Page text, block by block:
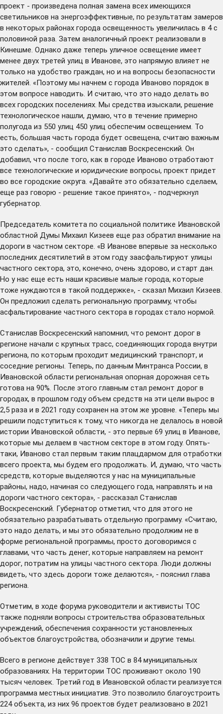
проект - произведена полная замена всех имеющихся
светильников на энергоэффективные, по результатам замеров
в некоторых районах города освещенность увеличилась в 4 с
половиной раза. Затем аналогичный проект реализовали в
Кинешме. Однако даже теперь уличное освещение имеет
менее двух третей улиц в Иванове, это напрямую влияет не
только на удобство граждан, но и на вопросы безопасности
жителей. «Поэтому мы начнем с города Иваново порядок в
этом вопросе наводить. И считаю, что это надо делать во
всех городских поселениях. Мы средства изыскали, решение
технологическое нашли, думаю, что в течение примерно
полугода из 550 улиц 450 улиц обеспечим освещением. То
есть, большая часть города будет освещена, считаю важным
это сделать», - сообщил Станислав Воскресенский. Он
добавил, что после того, как в городе Иваново отработают
все технологические и юридические вопросы, проект придет
во все городские округа. «Давайте это обязательно сделаем,
еще раз говорю - решение такое принято», - подчеркнул
губернатор.
Председатель комитета по социальной политике Ивановской
областной Думы Михаил Кизеев еще раз обратил внимание на
дороги в частном секторе. «В Иванове впервые за несколько
последних десятилетий в этом году заасфальтируют улицы
частного сектора, это, конечно, очень здорово, и старт дан.
Но у нас еще есть наши красивые малые города, которые
тоже нуждаются в такой поддержке», - сказал Михаил Кизеев.
Он предложил сделать региональную программу, чтобы
асфальтирование частного сектора в городах стало нормой.
Станислав Воскресенский напомнил, что ремонт дорог в
регионе начали с крупных трасс, соединяющих города внутри
региона, по которым проходит медицинский транспорт, и
соседние регионы. Теперь, по данным Минтранса России, в
Ивановской области региональная опорная дорожная сеть
готова на 90%. После этого главным стал ремонт дорог в
городах, в прошлом году объем средств на эти цели вырос в
2,5 раза и в 2021 году сохранен на этом же уровне. «Теперь мы
решили подступиться к тому, что никогда не делалось в новой
истории Ивановской области, - это первые 69 улиц в Иванове,
которые мы делаем в частном секторе в этом году. Опять-
таки, Иваново стал первым таким плацдармом для отработки
всего проекта, мы будем его продолжать. И, думаю, что часть
средств, которые выделяются у нас на муниципальные
районы, надо, начиная со следующего года, направлять и на
дороги частного сектора», - рассказал Станислав
Воскресенский. Губернатор отметил, что для этого не
обязательно разрабатывать отдельную программу. «Считаю,
это надо делать, и мы это обязательно продолжим не в
форме региональной программы, просто договоримся с
главами, что часть денег, которые направляем на ремонт
дорог, потратим на улицы частного сектора. Люди должны
видеть, что здесь дороги тоже делаются», - пояснил глава
региона.
Отметим, в ходе форума руководители и активисты ТОС
также подняли вопросы строительства образовательных
учреждений, обеспечения сохранности установленных
объектов благоустройства, обозначили и другие темы.
Всего в регионе действует 338 ТОС в 84 муниципальных
образованиях. На территории ТОС проживают около 190
тысяч человек. Третий год в Ивановской области реализуется
программа местных инициатив. Это позволило благоустроить
224 объекта, из них 96 проектов будет реализовано в 2021